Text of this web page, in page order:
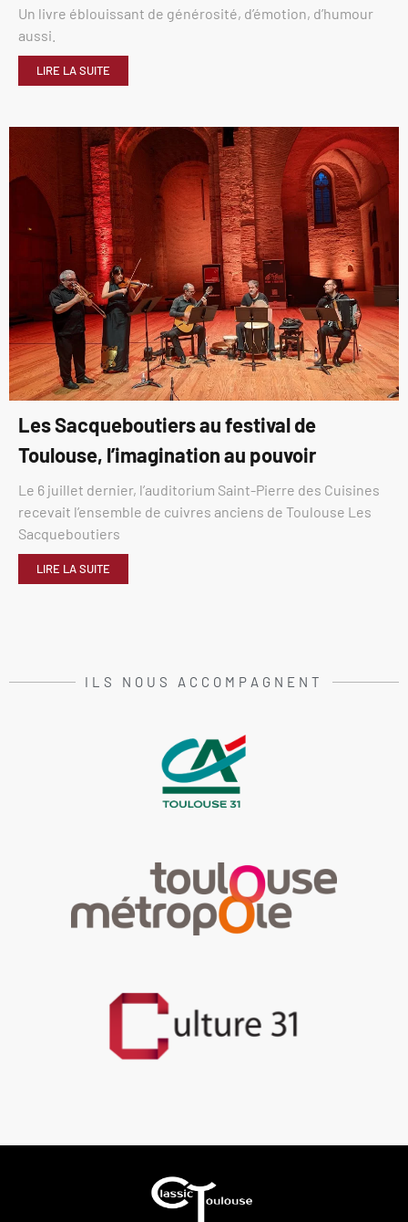
Un livre éblouissant de générosité, d’émotion, d’humour
aussi.
LIRE LA SUITE
Les Sacqueboutiers au festival de
Toulouse, l’imagination au pouvoir
Le 6 juillet dernier, l’auditorium Saint-Pierre des Cuisines
recevait l’ensemble de cuivres anciens de Toulouse Les
Sacqueboutiers
LIRE LA SUITE
ILS NOUS ACCOMPAGNENT